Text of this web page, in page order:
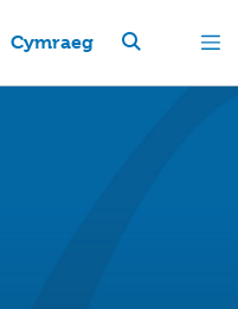
Cymraeg